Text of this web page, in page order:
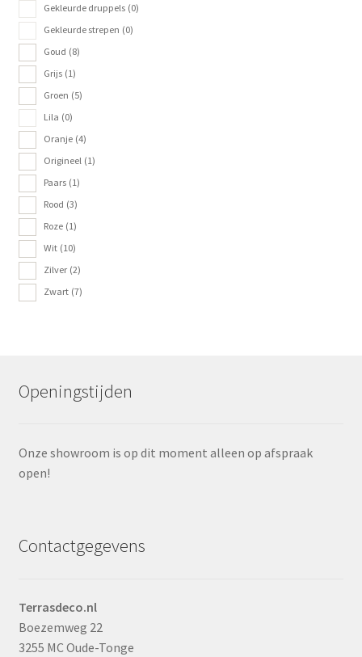
Gekleurde druppels (0)
Gekleurde strepen (0)
Goud (8)
Grijs (1)
Groen (5)
Lila (0)
Oranje (4)
Origineel (1)
Paars (1)
Rood (3)
Roze (1)
Wit (10)
Zilver (2)
Zwart (7)
Openingstijden
Onze showroom is op dit moment alleen op afspraak
open!
Contactgegevens
Terrasdeco.nl
Boezemweg 22
3255 MC Oude-Tonge